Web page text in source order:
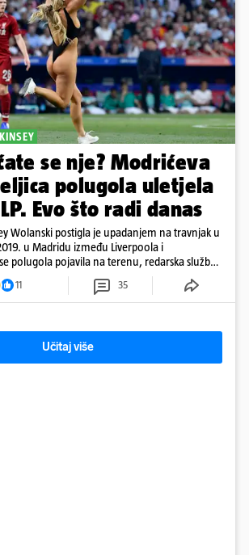
se nje? Modrićeva
polugola uletjela
Evo što radi danas
Wolanski postigla je upadanjem na travnjak u
u Madridu između Liverpoola i
polugola pojavila na terenu, redarska služba
a njezine fotografije obišle su svijet.
11 35
Učitaj više